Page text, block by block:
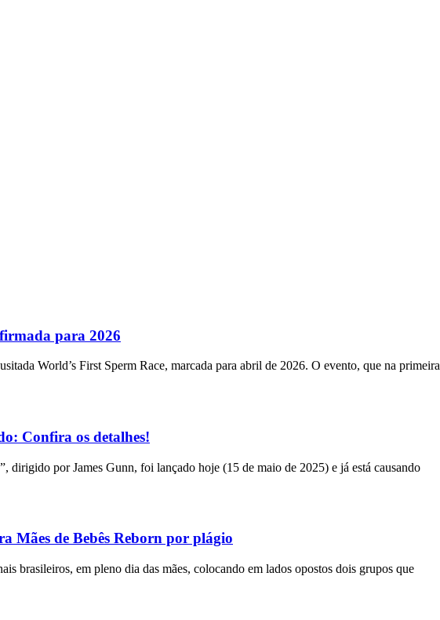
para 2026
World’s First Sperm Race, marcada para abril de 2026. O evento, que na primeira
Confira os detalhes!
por James Gunn, foi lançado hoje (15 de maio de 2025) e já está causando
Mães de Bebês Reborn por plágio
brasileiros, em pleno dia das mães, colocando em lados opostos dois grupos que